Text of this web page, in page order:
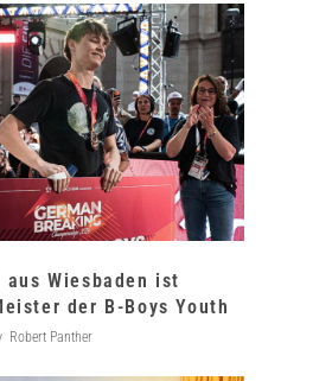
Wiesbaden ist
der B-Boys Youth
Robert Panther